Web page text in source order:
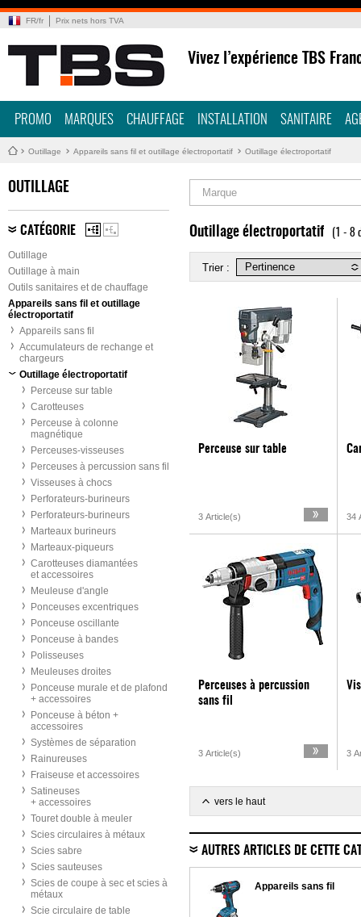
FR/fr Prix nets hors TVA
Vivez l’expérience TBS
PROMO MARQUES CHAUFFAGE INSTALLATION SANITAIRE
Outillage Appareils sans fil et outillage électroportatif Outillage électroportatif
OUTILLAGE
CATÉGORIE
Outillage
Outillage à main
Outils sanitaires et de chauffage
Appareils sans fil et outillage
électroportatif
Appareils sans fil
Accumulateurs de rechange et
chargeurs
Outillage électroportatif
Perceuse sur table
Carotteuses
Perceuse à colonne
magnétique
Perceuses-visseuses
Perceuses à percussion sans fil
Visseuses à chocs
Perforateurs-burineurs
Perforateurs-burineurs
Marteaux burineurs
Marteaux-piqueurs
Carotteuses diamantées
et accessoires
Meuleuse d'angle
Ponceuses excentriques
Ponceuse oscillante
Ponceuse à bandes
Polisseuses
Meuleuses droites
Ponceuse murale et de plafond
+ accessoires
Ponceuse à béton +
accessoires
Systèmes de séparation
Rainureuses
Fraiseuse et accessoires
Satineuses
+ accessoires
Touret double à meuler
Scies circulaires à métaux
Scies sabre
Scies sauteuses
Scies de coupe à sec et scies à
métaux
Scie circulaire de table
Marque
Outillage électroportatif (1 - 8
Trier :
Perceuse sur table
3 Article(s) 34
Perceuses à percussion
sans fil
3 Article(s) 3
vers le haut
AUTRES ARTICLES DE CETTE
Appareils sans fil